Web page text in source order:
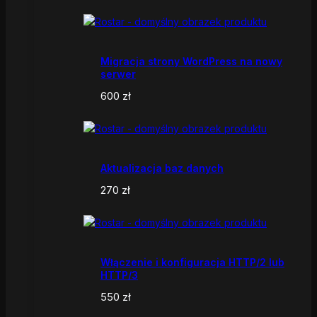
Migracja strony WordPress na nowy
serwer
600 zł
Aktualizacja baz danych
270 zł
Włączenie i konfiguracja HTTP/2 lub
HTTP/3
550 zł